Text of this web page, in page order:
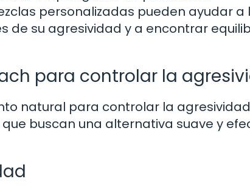
personalizadas pueden ayudar a
de su agresividad y a encontrar
para controlar la
natural para controlar la agresividad
buscan una alternativa suave y